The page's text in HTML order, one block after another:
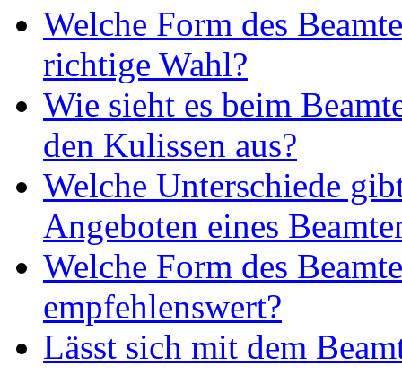
Welche Form des
richtige Wahl?
Wie sieht es beim
den Kulissen aus?
Welche Unterschiede
Angeboten eines
Welche Form des
empfehlenswert?
Lässt sich mit dem